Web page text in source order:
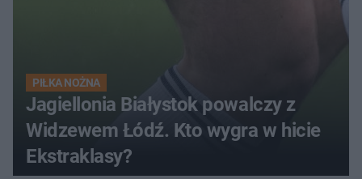
PIŁKA NOŻNA
Jagiellonia Białystok powalczy z
Widzewem Łódź. Kto wygra w hicie
Ekstraklasy?